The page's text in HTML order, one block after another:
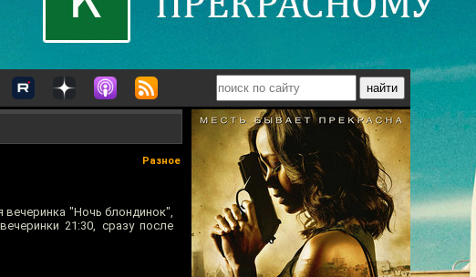
Разное
вечеринка "Ночь блондинок",
21:30, сразу после